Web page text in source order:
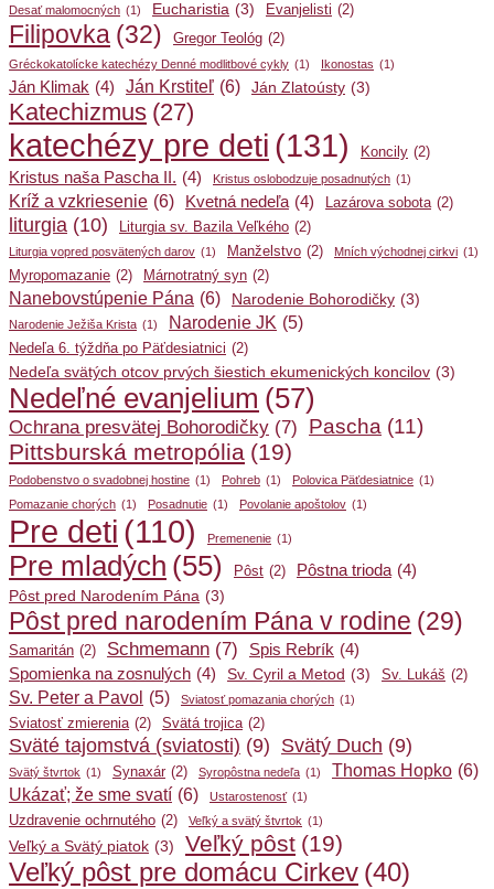
Desať malomocných (1) Eucharistia (3) Evanjelisti (2)
Filipovka (32) Gregor Teológ (2)
Gréckokatolícke katechézy Denné modlitbové cykly (1) Ikonostas (1)
Ján Klimak (4) Ján Krstiteľ (6) Ján Zlatoústy (3)
Katechizmus (27)
katechézy pre deti (131) Koncily (2)
Kristus naša Pascha II. (4) Kristus oslobodzuje posadnutých (1)
Kríž a vzkriesenie (6) Kvetná nedeľa (4) Lazárova sobota (2)
liturgia (10) Liturgia sv. Bazila Veľkého (2)
Liturgia vopred posvätených darov (1) Manželstvo (2) Mních východnej cirkvi (1)
Myropomazanie (2) Márnotratný syn (2)
Nanebovstúpenie Pána (6) Narodenie Bohorodičky (3)
Narodenie Ježiša Krista (1) Narodenie JK (5)
Nedeľa 6. týždňa po Päťdesiatnici (2)
Nedeľa svätých otcov prvých šiestich ekumenických koncilov (3)
Nedeľné evanjelium (57)
Ochrana presvätej Bohorodičky (7) Pascha (11)
Pittsburská metropólia (19)
Podobenstvo o svadobnej hostine (1) Pohreb (1) Polovica Päťdesiatnice (1)
Pomazanie chorých (1) Posadnutie (1) Povolanie apoštolov (1)
Pre deti (110) Premenenie (1)
Pre mladých (55) Pôst (2) Pôstna trioda (4)
Pôst pred Narodením Pána (3)
Pôst pred narodením Pána v rodine (29)
Samaritán (2) Schmemann (7) Spis Rebrík (4)
Spomienka na zosnulých (4) Sv. Cyril a Metod (3) Sv. Lukáš (2)
Sv. Peter a Pavol (5) Sviatosť pomazania chorých (1)
Sviatosť zmierenia (2) Svätá trojica (2)
Sväté tajomstvá (sviatosti) (9) Svätý Duch (9)
Svätý štvrtok (1) Synaxár (2) Syropôstna nedeľa (1) Thomas Hopko (6)
Ukázať; že sme svatí (6) Ustarostenosť (1)
Uzdravenie ochrnutého (2) Veľký a svätý štvrtok (1)
Veľký a Svätý piatok (3) Veľký pôst (19)
Veľký pôst pre domácu Cirkev (40)